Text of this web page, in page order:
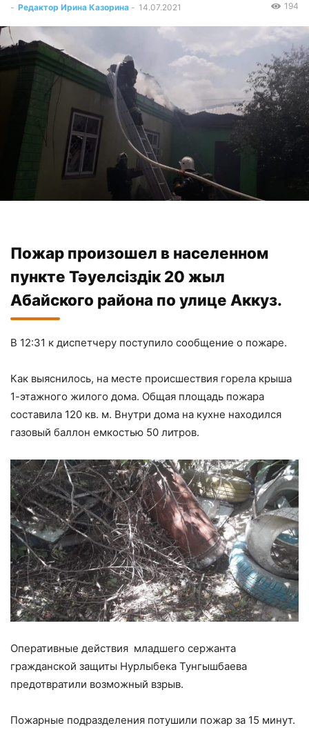
- Редактор Ирина Казорина - 14.07.2021 194
Пожар произошел в населенном
пункте Тәуелсіздік 20 жыл
Абайского района по улице Аккуз.
В 12:31 к диспетчеру поступило сообщение о пожаре.
Как выяснилось, на месте происшествия горела крыша
1-этажного жилого дома. Общая площадь пожара
составила 120 кв. м. Внутри дома на кухне находился
газовый баллон емкостью 50 литров.
Оперативные действия младшего сержанта
гражданской защиты Нурлыбека Тунгышбаева
предотвратили возможный взрыв.
Пожарные подразделения потушили пожар за 15 минут.